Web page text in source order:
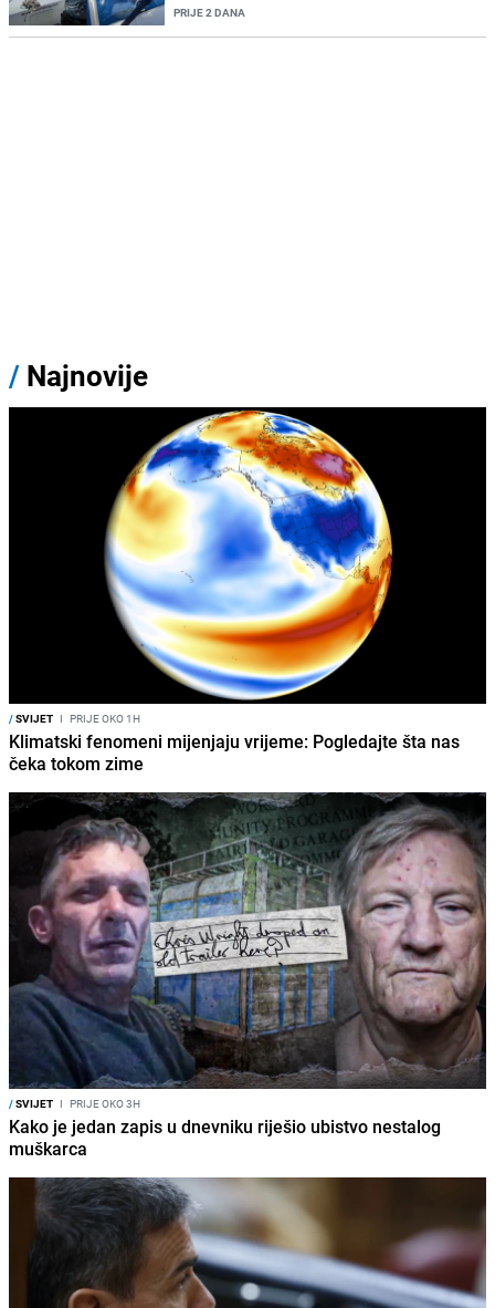
PRIJE 2 DANA
/ Najnovije
/SVIJET I PRIJE OKO 1H
Klimatski fenomeni mijenjaju vrijeme: Pogledajte šta nas
čeka tokom zime
/SVIJET I PRIJE OKO 3H
Kako je jedan zapis u dnevniku riješio ubistvo nestalog
muškarca